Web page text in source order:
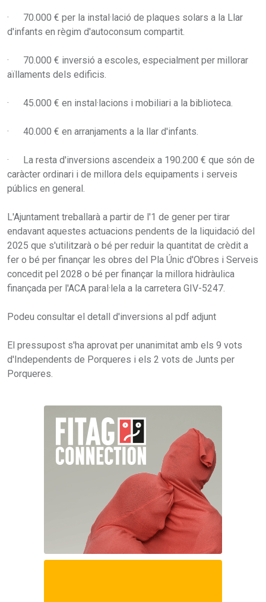
· 70.000 € per la instal·lació de plaques solars a la Llar
d'infants en règim d'autoconsum compartit.
· 70.000 € inversió a escoles, especialment per millorar
aïllaments dels edificis.
· 45.000 € en instal·lacions i mobiliari a la biblioteca.
· 40.000 € en arranjaments a la llar d'infants.
· La resta d'inversions ascendeix a 190.200 € que són de
caràcter ordinari i de millora dels equipaments i serveis
públics en general.
L'Ajuntament treballarà a partir de l'1 de gener per tirar
endavant aquestes actuacions pendents de la liquidació del
2025 que s'utilitzarà o bé per reduir la quantitat de crèdit a
fer o bé per finançar les obres del Pla Únic d'Obres i Serveis
concedit pel 2028 o bé per finançar la millora hidràulica
finançada per l'ACA paral·lela a la carretera GIV-5247.
Podeu consultar el detall d'inversions al pdf adjunt
El pressupost s'ha aprovat per unanimitat amb els 9 vots
d'Independents de Porqueres i els 2 vots de Junts per
Porqueres.